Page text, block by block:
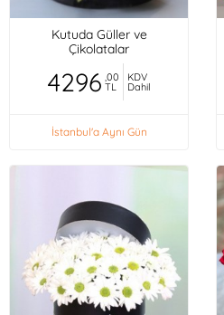
Kutuda Güller ve
Çikolatalar
4296 ,00
TL
KDV
Dahil
İstanbul'a Aynı Gün